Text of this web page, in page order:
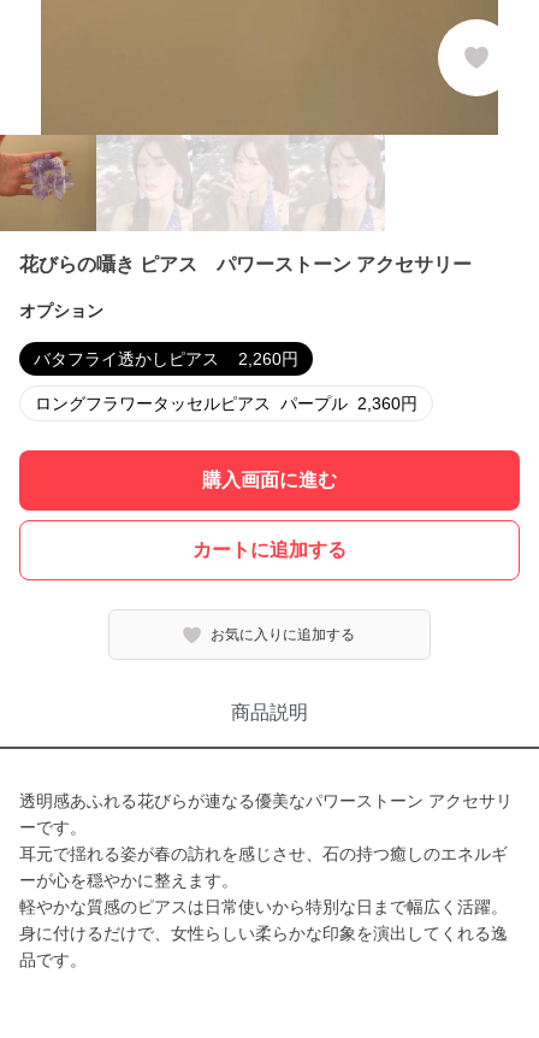
花びらの囁き ピアス パワーストーン アクセサリー
オプション
バタフライ透かしピアス 2,260円
ロングフラワータッセルピアス パープル 2,360円
購入画面に進む
カートに追加する
お気に入りに追加する
商品説明
透明感あふれる花びらが連なる優美なパワーストーン アクセサリ
ーです。
耳元で揺れる姿が春の訪れを感じさせ、石の持つ癒しのエネルギ
ーが心を穏やかに整えます。
軽やかな質感のピアスは日常使いから特別な日まで幅広く活躍。
身に付けるだけで、女性らしい柔らかな印象を演出してくれる逸
品です。